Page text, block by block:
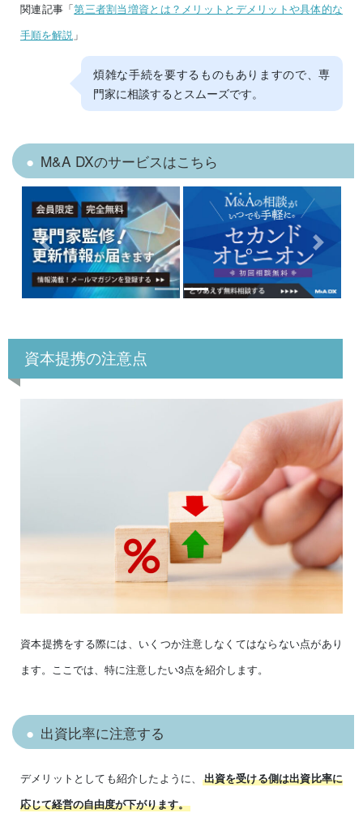
関連記事「第三者割当増資とは？メリットとデメリットや具体的な
手順を解説 」
煩雑な手続を要するものもありますので、専
門家に相談するとスムーズです。
M&A DXのサービスはこちら
Previous Next
資本提携の注意点
資本提携をする際には、いくつか注意しなくてはならない点があり
ます。ここでは、特に注意したい3点を紹介します。
出資比率に注意する
デメリットとしても紹介したように、
出資を受ける側は出資比率に
応じて経営の自由度が下がります。